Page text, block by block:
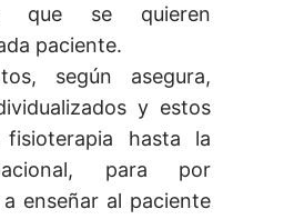
que se quieren
paciente.
según asegura,
y estos
hasta la
para por
enseñar al paciente